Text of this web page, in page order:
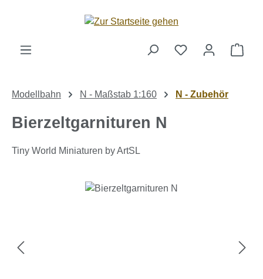
Zum Hauptinhalt springen
Modellbahn N - Maßstab 1:160 N - Zubehör
Bierzeltgarnituren N
Tiny World Miniaturen by ArtSL
Bildergalerie überspringen